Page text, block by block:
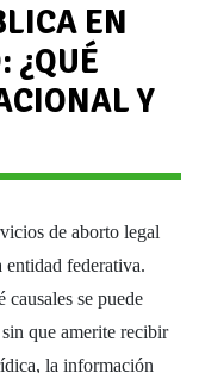
EN
¿QUÉ
Y
de aborto legal
entidad federativa.
se puede
que amerite recibir
la información